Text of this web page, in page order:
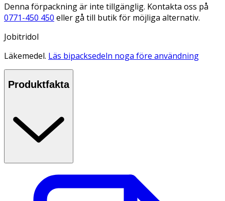
Denna förpackning är inte tillgänglig. Kontakta oss på
0771-450 450 eller gå till butik för möjliga alternativ.
Jobitridol
Läkemedel. Läs bipacksedeln noga före användning
Produktfakta